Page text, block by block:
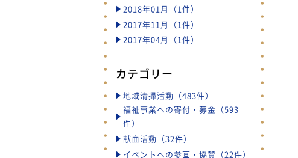
2018年01月（1件）
2017年11月（1件）
2017年04月（1件）
カテゴリー
地域清掃活動（483件）
福祉事業への寄付・募金（593
件）
献血活動（32件）
イベントへの参画・協賛（22件）